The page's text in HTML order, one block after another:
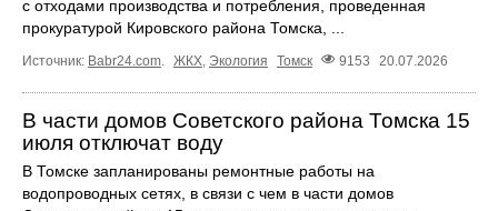
с отходами производства и потребления, проведенная
прокуратурой Кировского района Томска, ...
Источник: Babr24.com ЖКХ Экология Томск 9153 20.07.2026
В части домов Советского района Томска 15
июля отключат воду
В Томске запланированы ремонтные работы на
водопроводных сетях, в связи с чем в части домов